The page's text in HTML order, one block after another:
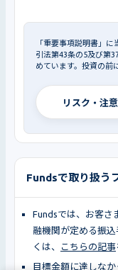
「重要事項説明書」
引法第43条の5及び第
めています。投資の前
リスク・注
Fundsで取り扱う
Fundsでは、お客さ
融機関が定める振
くは、
こちらの記事
目標金額に達しな